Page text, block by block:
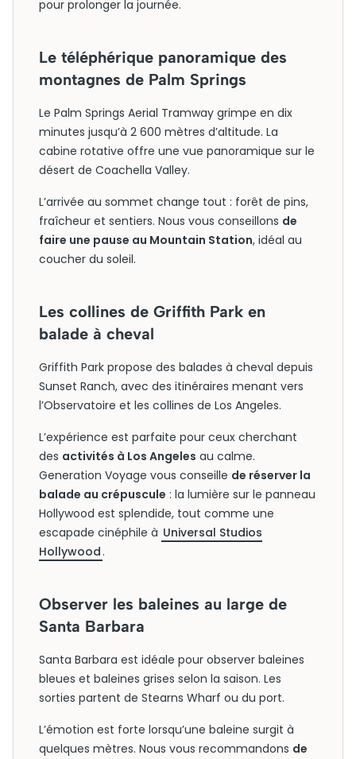
pour prolonger la journée.
Le téléphérique panoramique des
montagnes de Palm Springs
Le Palm Springs Aerial Tramway grimpe en dix
minutes jusqu’à 2 600 mètres d’altitude. La
cabine rotative offre une vue panoramique sur le
désert de Coachella Valley.
L’arrivée au sommet change tout : forêt de pins,
fraîcheur et sentiers. Nous vous conseillons de
faire une pause au Mountain Station, idéal au
coucher du soleil.
Les collines de Griffith Park en
balade à cheval
Griffith Park propose des balades à cheval depuis
Sunset Ranch, avec des itinéraires menant vers
l’Observatoire et les collines de Los Angeles.
L’expérience est parfaite pour ceux cherchant
des activités à Los Angeles au calme.
Generation Voyage vous conseille de réserver la
balade au crépuscule : la lumière sur le panneau
Hollywood est splendide, tout comme une
escapade cinéphile à Universal Studios
Hollywood .
Observer les baleines au large de
Santa Barbara
Santa Barbara est idéale pour observer baleines
bleues et baleines grises selon la saison. Les
sorties partent de Stearns Wharf ou du port.
L’émotion est forte lorsqu’une baleine surgit à
quelques mètres. Nous vous recommandons de